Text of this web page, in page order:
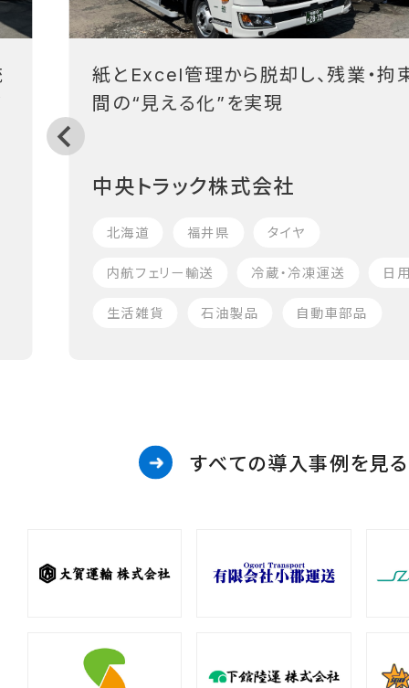
紙とExcel管理から脱却し、残業・拘
間の“見える化”を実現
中央トラック株式会社
北海道 福井県 タイヤ
内航フェリー輸送 冷蔵・冷凍運送 日
生活雑貨 石油製品 自動車部品
すべての導入事例を見る